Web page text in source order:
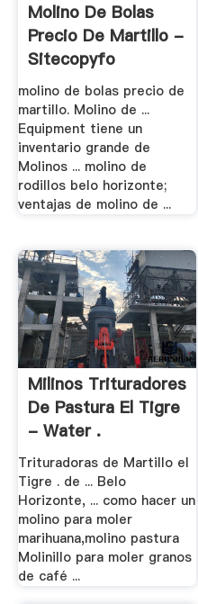
Molino De Bolas
Precio De Martillo -
Sitecopyfo
molino de bolas precio de
martillo. Molino de ...
Equipment tiene un
inventario grande de
Molinos ... molino de
rodillos belo horizonte;
ventajas de molino de ...
Milinos Trituradores
De Pastura El Tigre
- Water .
Trituradoras de Martillo el
Tigre . de ... Belo
Horizonte, ... como hacer un
molino para moler
marihuana,molino pastura
Molinillo para moler granos
de café ...